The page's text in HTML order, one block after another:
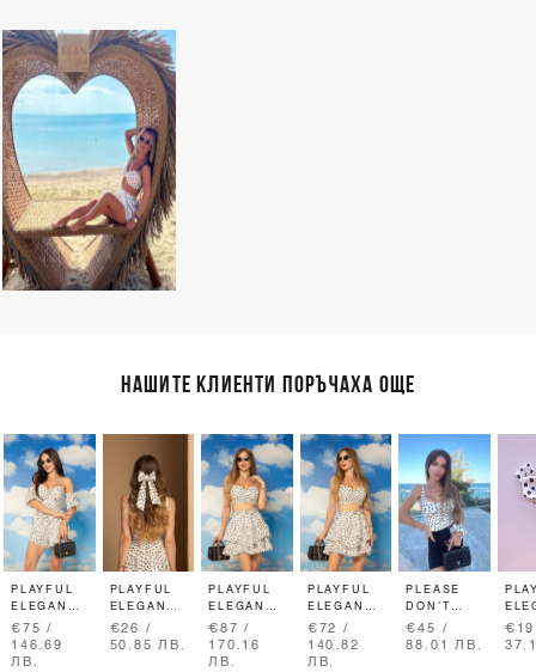
НАШИТЕ КЛИЕНТИ ПОРЪЧАХА ОЩЕ
PLAYFUL
ELEGANCE
ТОП
€75 /
146.69
ЛВ.
PLAYFUL
ELEGANCE
ПАНДЕЛКА
ЗА КОСА
€26 /
50.85 ЛВ.
PLAYFUL
ELEGANCE
RUFFLES
ПОЛА
€87 /
170.16
ЛВ.
PLAYFUL
ELEGANCE
КРОП-ТОП
€72 /
140.82
ЛВ.
PLEASE
DON’T
STARE
ТОП -
€45 /
88.01 ЛВ.